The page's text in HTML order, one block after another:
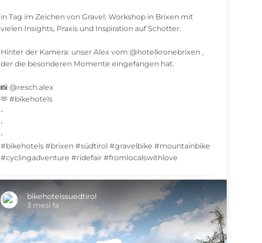
in Tag im Zeichen von Gravel: Workshop in Brixen mit
vielen Insights, Praxis und Inspiration auf Schotter.
Hinter der Kamera: unser Alex vom @hotelkronebrixen ,
der die besonderen Momente eingefangen hat.
📸 @resch.alex
🫶 #bikehotels
•
•
•
#bikehotels #brixen #südtirol #gravelbike #mountainbike
#cyclingadventure #ridefair #fromlocalswithlove
SHARE
bikehotelssuedtirol
3 mesi fa